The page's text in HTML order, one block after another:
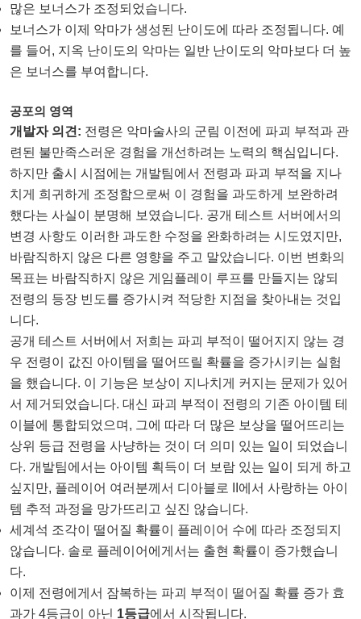
많은 보너스가 조정되었습니다.
보너스가 이제 악마가 생성된 난이도에 따라 조정됩니다. 예
를 들어, 지옥 난이도의 악마는 일반 난이도의 악마보다 더 높
은 보너스를 부여합니다.
공포의 영역
개발자 의견: 전령은 악마술사의 군림 이전에 파괴 부적과 관
련된 불만족스러운 경험을 개선하려는 노력의 핵심입니다.
하지만 출시 시점에는 개발팀에서 전령과 파괴 부적을 지나
치게 희귀하게 조정함으로써 이 경험을 과도하게 보완하려
했다는 사실이 분명해 보였습니다. 공개 테스트 서버에서의
변경 사항도 이러한 과도한 수정을 완화하려는 시도였지만,
바람직하지 않은 다른 영향을 주고 말았습니다. 이번 변화의
목표는 바람직하지 않은 게임플레이 루프를 만들지는 않되
전령의 등장 빈도를 증가시켜 적당한 지점을 찾아내는 것입
니다.
공개 테스트 서버에서 저희는 파괴 부적이 떨어지지 않는 경
우 전령이 값진 아이템을 떨어뜨릴 확률을 증가시키는 실험
을 했습니다. 이 기능은 보상이 지나치게 커지는 문제가 있어
서 제거되었습니다. 대신 파괴 부적이 전령의 기존 아이템 테
이블에 통합되었으며, 그에 따라 더 많은 보상을 떨어뜨리는
상위 등급 전령을 사냥하는 것이 더 의미 있는 일이 되었습니
다. 개발팀에서는 아이템 획득이 더 보람 있는 일이 되게 하고
싶지만, 플레이어 여러분께서 디아블로 II에서 사랑하는 아이
템 추적 과정을 망가뜨리고 싶진 않습니다.
세계석 조각이 떨어질 확률이 플레이어 수에 따라 조정되지
않습니다. 솔로 플레이어에게서는 출현 확률이 증가했습니
다.
이제 전령에게서 잠복하는 파괴 부적이 떨어질 확률 증가 효
과가 4등급이 아닌 1등급에서 시작됩니다.